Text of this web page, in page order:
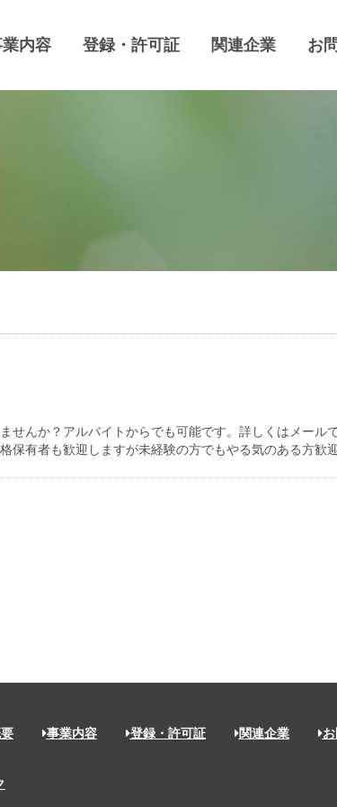
内容 登録・許可証 関連企業 お
せんか？アルバイトからでも可能です。詳しくはメール
保有者も歓迎しますが未経験の方でもやる気のある方歓迎
事業内容 登録・許可証 関連企業